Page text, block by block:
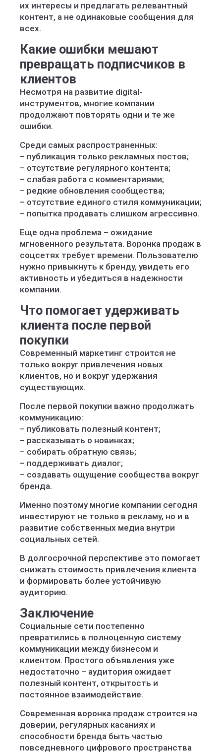
их интересы и предлагать релевантный
контент, а не одинаковые сообщения для
всех.
Какие ошибки мешают
превращать подписчиков в
клиентов
Несмотря на развитие digital-
инструментов, многие компании
продолжают повторять одни и те же
ошибки.
Среди самых распространенных:
– публикация только рекламных постов;
– отсутствие регулярного контента;
– слабая работа с комментариями;
– редкие обновления сообщества;
– отсутствие единого стиля коммуникации;
– попытка продавать слишком агрессивно.
Еще одна проблема – ожидание
мгновенного результата. Воронка продаж в
соцсетях требует времени. Пользователю
нужно привыкнуть к бренду, увидеть его
активность и убедиться в надежности
компании.
Что помогает удерживать
клиента после первой
покупки
Современный маркетинг строится не
только вокруг привлечения новых
клиентов, но и вокруг удержания
существующих.
После первой покупки важно продолжать
коммуникацию:
– публиковать полезный контент;
– рассказывать о новинках;
– собирать обратную связь;
– поддерживать диалог;
– создавать ощущение сообщества вокруг
бренда.
Именно поэтому многие компании сегодня
инвестируют не только в рекламу, но и в
развитие собственных медиа внутри
социальных сетей.
В долгосрочной перспективе это помогает
снижать стоимость привлечения клиента
и формировать более устойчивую
аудиторию.
Заключение
Социальные сети постепенно
превратились в полноценную систему
коммуникации между бизнесом и
клиентом. Простого объявления уже
недостаточно – аудитория ожидает
полезный контент, открытость и
постоянное взаимодействие.
Современная воронка продаж строится на
доверии, регулярных касаниях и
способности бренда быть частью
повседневного цифрового пространства